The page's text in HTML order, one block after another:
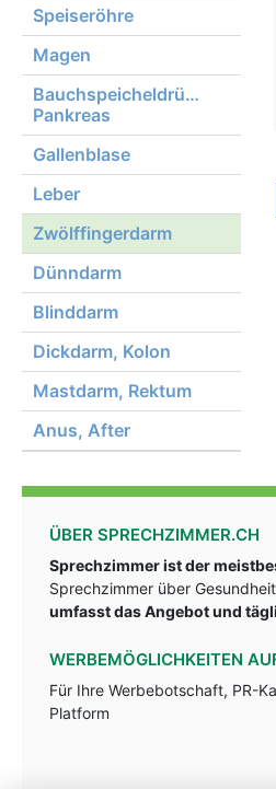
Speiseröhre
Magen
Bauchspeicheldrüse,
Pankreas
Gallenblase
Leber
Zwölffingerdarm
Dünndarm
Blinddarm
Dickdarm, Kolon
Mastdarm, Rektum
Anus, After
ÜBER SPRECHZIMMER.CH
Sprechzimmer ist der
Sprechzimmer über
umfasst das Angebot und
WERBEMÖGLICHKEITEN
Für Ihre Werbebotschaft, PR-
Platform